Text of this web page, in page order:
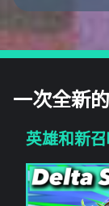
一次全新
英雄和新